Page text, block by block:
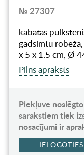
№ 27307
kabatas
gadsimtu
x 5 x 1.5 cm, Ø
Pilns apraksts
Piekļuve
sarakstiem tiek
nosacījumi ir
IELOGOTIES